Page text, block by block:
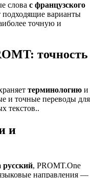
слова с французского
подходящие варианты
точную и
точность
терминологию и
и точные переводы для
текстов..
и
русский, PROMT.One
направления —